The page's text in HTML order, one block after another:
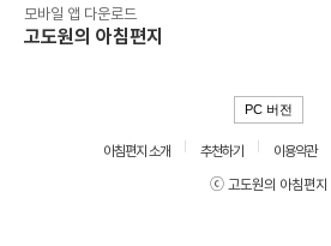
모바일 앱 다운로드
고도원의 아침편지
PC 버전
아침편지 소개 추천하기 이용약관
ⓒ 고도원의 아침편지